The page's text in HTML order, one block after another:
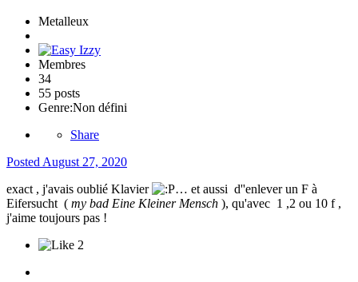
Metalleux
Membres
34
55 posts
Genre:Non défini
Share
Posted August 27, 2020
exact , j'avais oublié Klavier
… et aussi d''enlever un F à
Eifersucht ( my bad Eine Kleiner Mensch ), qu'avec 1 ,2 ou 10 f ,
j'aime toujours pas !
2